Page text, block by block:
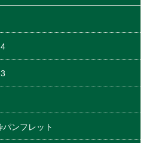
ンフレット